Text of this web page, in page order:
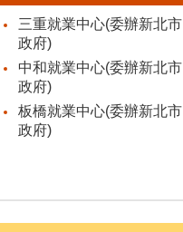
三重就業中心(委辦新北市
政府)
中和就業中心(委辦新北市
政府)
板橋就業中心(委辦新北市
政府)